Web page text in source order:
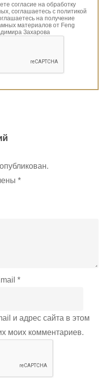
согласие на обработку
соглашаетесь с политикой
на получение
материалов от Feng
Захарова
*
*
и адрес сайта в этом
моих комментариев.